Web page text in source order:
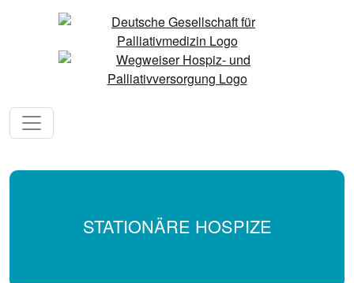
STATIONÄRE HOSPIZE